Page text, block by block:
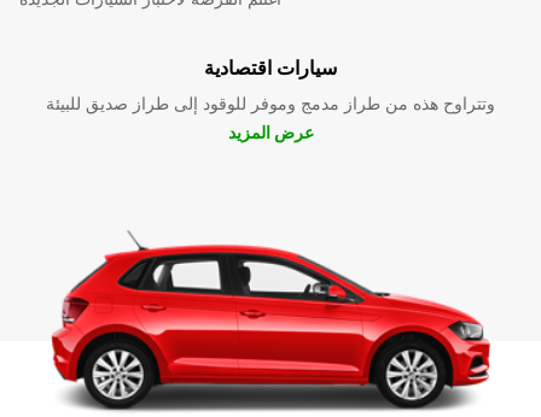
سيارات اقتصادية
وتتراوح هذه من طراز مدمج وموفر للوقود إلى طراز صديق للبيئة
عرض المزيد